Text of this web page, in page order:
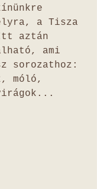
a Tisza
aztán
ami
sorozathoz:
móló,